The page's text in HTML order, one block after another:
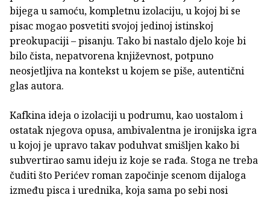
bijega u samoću, kompletnu izolaciju, u kojoj bi se
pisac mogao posvetiti svojoj jedinoj istinskoj
preokupaciji – pisanju. Tako bi nastalo djelo koje bi
bilo čista, nepatvorena književnost, potpuno
neosjetljiva na kontekst u kojem se piše, autentični
glas autora.
Kafkina ideja o izolaciji u podrumu, kao uostalom i
ostatak njegova opusa, ambivalentna je ironijska igra
u kojoj je upravo takav poduhvat smišljen kako bi
subvertirao samu ideju iz koje se rađa. Stoga ne treba
čuditi što Perićev roman započinje scenom dijaloga
između pisca i urednika, koja sama po sebi nosi